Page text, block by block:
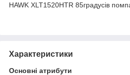
HAWK XLT1520HTR 85градусів
Характеристики
Основні атрибути